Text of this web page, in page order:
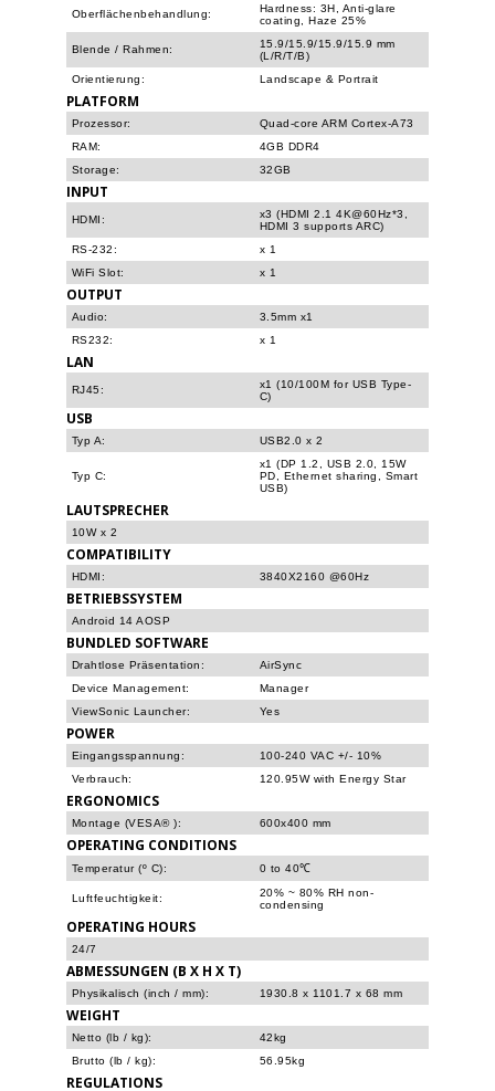
Oberflächenbehandlung:
Hardness: 3H, Anti-glare
coating, Haze 25%
Blende / Rahmen:
15.9/15.9/15.9/15.9 mm
(L/R/T/B)
Orientierung:
Landscape & Portrait
PLATFORM
Prozessor:
Quad-core ARM Cortex-A73
RAM:
4GB DDR4
Storage:
32GB
INPUT
HDMI:
x3 (HDMI 2.1 4K@60Hz*3,
HDMI 3 supports ARC)
RS-232:
x 1
WiFi Slot:
x 1
OUTPUT
Audio:
3.5mm x1
RS232:
x 1
LAN
RJ45:
x1 (10/100M for USB Type-
C)
USB
Typ A: USB2.0 x 2
Typ C:
x1 (DP 1.2, USB 2.0, 15W
PD, Ethernet sharing, Smart
USB)
LAUTSPRECHER
10W x 2
COMPATIBILITY
HDMI: 3840X2160 @60Hz
BETRIEBSSYSTEM
Android 14 AOSP
BUNDLED SOFTWARE
Drahtlose Präsentation:
AirSync
Device Management:
Manager
ViewSonic Launcher:
Yes
POWER
Eingangsspannung:
100-240 VAC +/- 10%
Verbrauch:
120.95W with Energy Star
ERGONOMICS
Montage (VESA® ): 600x400 mm
OPERATING CONDITIONS
Temperatur (º C): 0 to 40℃
Luftfeuchtigkeit:
20% ~ 80% RH non-
condensing
OPERATING HOURS
24/7
ABMESSUNGEN (B X H X T)
Physikalisch (inch / mm): 1930.8 x 1101.7 x 68 mm
WEIGHT
Netto (lb / kg):
42kg
Brutto (lb / kg):
56.95kg
REGULATIONS